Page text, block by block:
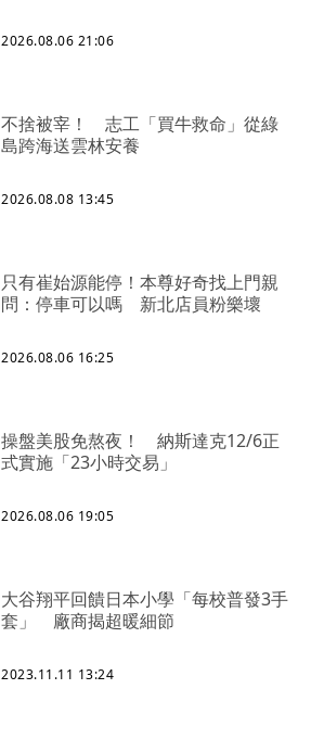
2026.08.06 21:06
不捨被宰！ 志工「買牛救命」從綠
島跨海送雲林安養
2026.08.08 13:45
只有崔始源能停！本尊好奇找上門親
問：停車可以嗎 新北店員粉樂壞
2026.08.06 16:25
操盤美股免熬夜！ 納斯達克12/6正
式實施「23小時交易」
2026.08.06 19:05
大谷翔平回饋日本小學「每校普發3手
套」 廠商揭超暖細節
2023.11.11 13:24